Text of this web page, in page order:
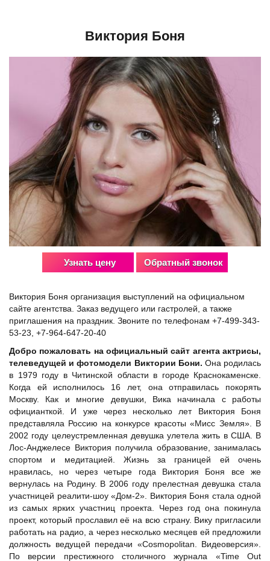
Виктория Боня
Узнать цену Обратный звонок
Виктория Боня организация выступлений на официальном
сайте агентства. Заказ ведущего или гастролей, а также
приглашения на праздник. Звоните по телефонам +7-499-343-
53-23, +7-964-647-20-40
Добро пожаловать на официальный сайт агента актрисы,
телеведущей и фотомодели Виктории Бони. Она родилась
в 1979 году в Читинской области в городе Краснокаменске.
Когда ей исполнилось 16 лет, она отправилась покорять
Москву. Как и многие девушки, Вика начинала с работы
официанткой. И уже через несколько лет Виктория Боня
представляла Россию на конкурсе красоты «Мисс Земля». В
2002 году целеустремленная девушка улетела жить в США. В
Лос-Анджелесе Виктория получила образование, занималась
спортом и медитацией. Жизнь за границей ей очень
нравилась, но через четыре года Виктория Боня все же
вернулась на Родину. В 2006 году прелестная девушка стала
участницей реалити-шоу «Дом-2». Виктория Боня стала одной
из самых ярких участниц проекта. Через год она покинула
проект, который прославил её на всю страну. Вику пригласили
работать на радио, а через несколько месяцев ей предложили
должность ведущей передачи «Cosmopolitan. Видеоверсия».
По версии престижного столичного журнала «Time Out